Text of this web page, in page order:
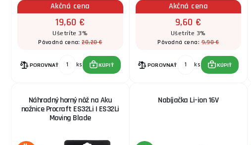
Akčná cena
19,60 €
Ušetríte 3%
Pôvodná cena:20,20 €
POROVNAŤ ks KÚPIŤ
Akčná cena
9,60 €
Ušetríte 3%
Pôvodná cena:9,90 €
POROVNAŤ ks KÚPIŤ
Náhradný horný nôž na Aku
nožnice Procraft ES32Li | ES32Li
Moving Blade
Nabíjačka Li-ion 16V